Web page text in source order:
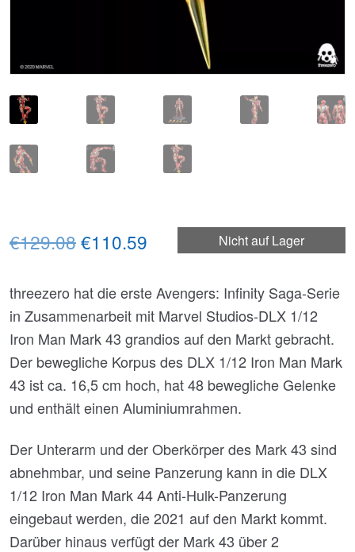
Nicht auf Lager
€129.08Ursprünglicher
war:
€129.08
€110.59
ist:
€110.59.
threezero hat die erste Avengers: Infinity Saga-Serie
in Zusammenarbeit mit Marvel Studios-DLX 1/12
Iron Man Mark 43 grandios auf den Markt gebracht.
Der bewegliche Korpus des DLX 1/12 Iron Man Mark
43 ist ca. 16,5 cm hoch, hat 48 bewegliche Gelenke
und enthält einen Aluminiumrahmen.
Der Unterarm und der Oberkörper des Mark 43 sind
abnehmbar, und seine Panzerung kann in die DLX
1/12 Iron Man Mark 44 Anti-Hulk-Panzerung
eingebaut werden, die 2021 auf den Markt kommt.
Darüber hinaus verfügt der Mark 43 über 2